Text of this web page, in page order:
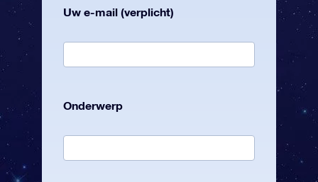
Uw e-mail (verplicht)
Onderwerp